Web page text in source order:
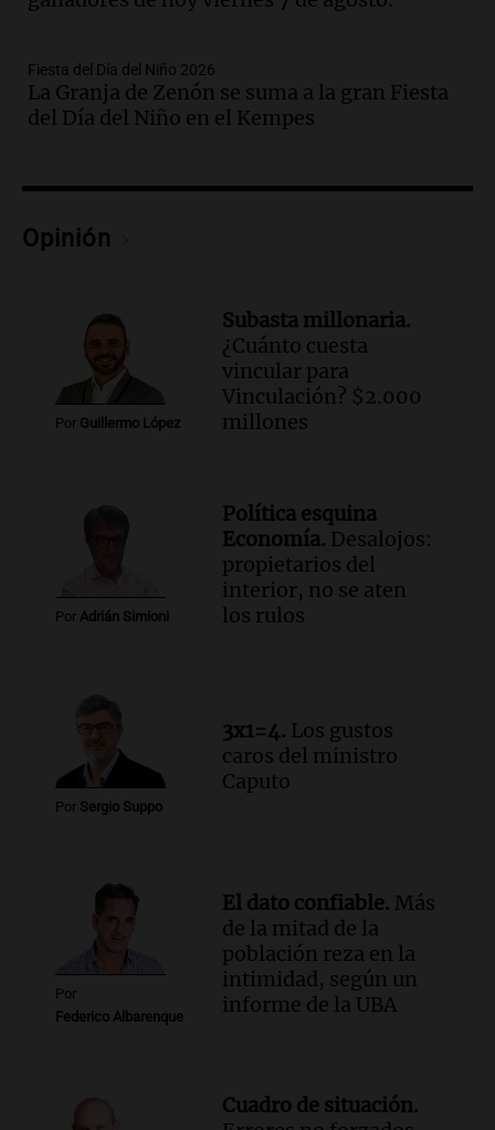
regulación de la energía
Episodios
Audio.Gabriela Irrazábal: “Un 35,5% de
la población del país fue a templos a
Episodios
Audio.
Episodios
Audio.
José Roccuzzo, cortes de carne y
compras de Antonella: bromas en
Rosario.
compras de Antonella: bromas en
Rosario.
Viva la Radio Rosario
Episodios
Audio.Luciano Cáceres llega a Córdoba a
Amamos Argentina
Episodios
Fiesta del Día del Niño 2026
La Granja de Zenón se suma a la gran Fiesta
del Día del Niño en el Kempes
Opinión
Por Guillermo López
Subasta millonaria.
¿Cuánto cuesta
vincular para
Vinculación? $2.000
millones
Por Adrián Simioni
Política esquina
Economía. Desalojos:
propietarios del
interior, no se aten
los rulos
Por Sergio Suppo
3x1=4. Los gustos
caros del ministro
Caputo
Por
Federico Albarenque
El dato confiable. Más
de la mitad de la
población reza en la
intimidad, según un
informe de la UBA
Cuadro de situación.